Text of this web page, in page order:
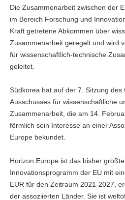
Die Zusammenarbeit zwischen der
im Bereich Forschung und
Kraft getretene Abkommen über
Zusammenarbeit geregelt und wird
für wissenschaftlich-technische
geleitet.
Südkorea hat auf der 7. Sitzung des
Ausschusses für wissenschaftliche
Zusammenarbeit, die am 14.
förmlich sein Interesse an einer
Europe bekundet.
Horizon Europe ist das bisher
Innovationsprogramm der EU mit
EUR für den Zeitraum 2021-2027,
der assoziierten Länder. Sie ist